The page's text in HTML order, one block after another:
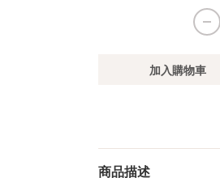
加入購物車
商品描述